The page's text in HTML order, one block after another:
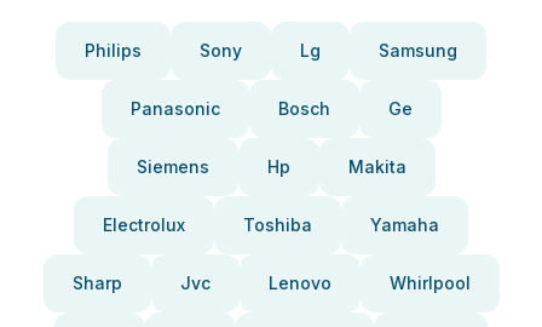
Philips Sony Lg Samsung
Panasonic Bosch Ge
Siemens Hp Makita
Electrolux Toshiba Yamaha
Sharp Jvc Lenovo Whirlpool